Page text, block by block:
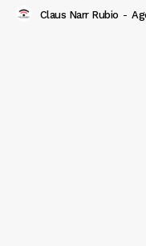
Claus Narr Rubio -